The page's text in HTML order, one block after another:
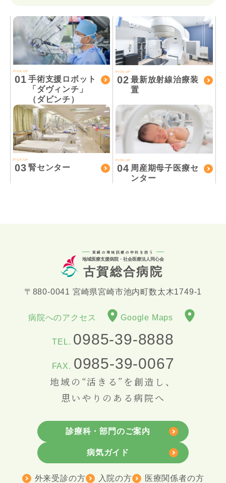
PICK UP
01 手術支援ロボット
「ダヴィンチ」
（ダビンチ）
PICK UP
02 最新放射線治療装
置
PICK UP
03 腎センター
PICK UP
04 周産期母子医療セ
ンター
宮崎の地域医療の中核を担う
地域医療支援病院・社会医療法人同心会
古賀総合病院
〒880-0041 宮崎県宮崎市池内町数太木1749-1
病院へのアクセス Google Maps
TEL. 0985-39-8888
FAX. 0985-39-0067
地域の“活きる”を創造し、
思いやりのある病院へ
診療科・部門のご案内
病気ガイド
外来受診の方 入院の方 医療関係者の方